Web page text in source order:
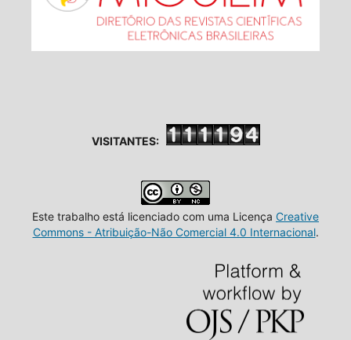
VISITANTES:
Este trabalho está licenciado com uma Licença Creative
Commons - Atribuição-Não Comercial 4.0 Internacional.